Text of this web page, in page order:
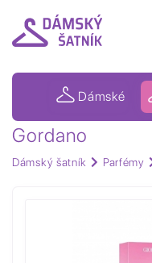
Dámské
Gordano
Dámský šatník Parfémy